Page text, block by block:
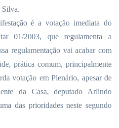
Silva.
é a votação imediata do
01/2003, que regulamenta a
regulamentação vai acabar com
prática comum, principalmente
votação em Plenário, apesar de
da Casa, deputado Arlindo
das prioridades neste segundo